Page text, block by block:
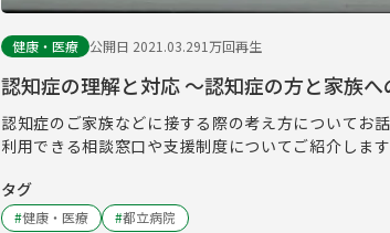
健康・医療 公開日 2021.03.291万回再生
認知症の理解と対応 ～認知症の方と家族へ
認知症のご家族などに接する際の考え方についてお
利用できる相談窓口や支援制度についてご紹介します
タグ
#健康・医療 #都立病院